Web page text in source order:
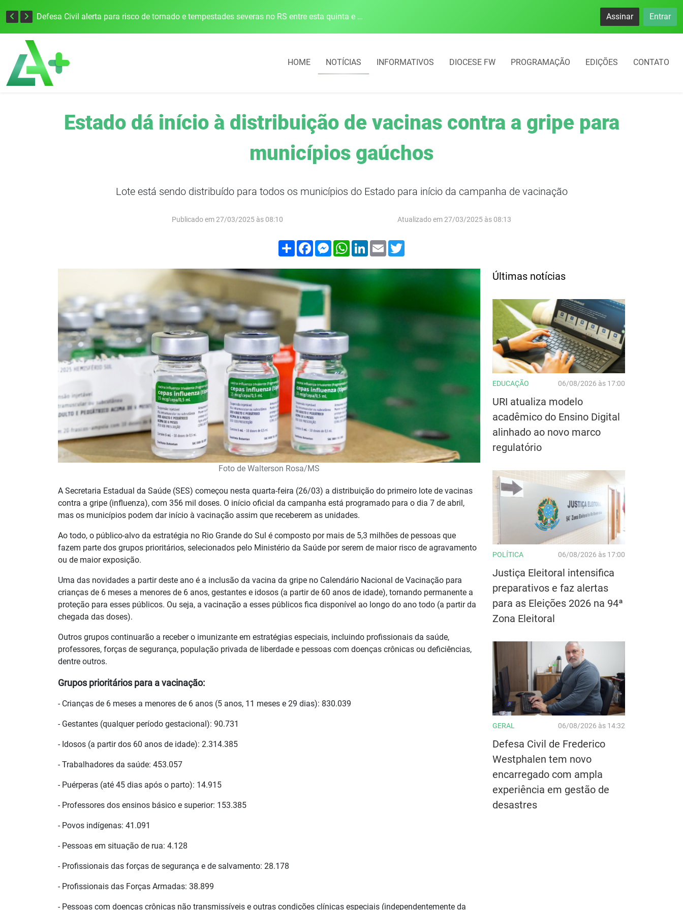
Defesa Civil alerta para risco de tornado e tempestades severas no RS entre esta quinta e sexta-feira Assinar Entrar
HOME NOTÍCIAS INFORMATIVOS DIOCESE FW PROGRAMAÇÃO EDIÇÕES CONTATO
Estado dá início à distribuição de vacinas contra a gripe para
municípios gaúchos
Lote está sendo distribuído para todos os municípios do Estado para início da campanha de vacinação
Publicado em 27/03/2025 às 08:10 Atualizado em 27/03/2025 às 08:13
Compartilhar
FacebookMessenger
WhatsApp
LinkedIn
Email
Foto de Walterson Rosa/MS
A Secretaria Estadual da Saúde (SES) começou nesta quarta-feira (26/03) a distribuição do primeiro lote de vacinas
contra a gripe (influenza), com 356 mil doses. O início oficial da campanha está programado para o dia 7 de abril,
mas os municípios podem dar início à vacinação assim que receberem as unidades.
Ao todo, o público-alvo da estratégia no Rio Grande do Sul é composto por mais de 5,3 milhões de pessoas que
fazem parte dos grupos prioritários, selecionados pelo Ministério da Saúde por serem de maior risco de agravamento
ou de maior exposição.
Uma das novidades a partir deste ano é a inclusão da vacina da gripe no Calendário Nacional de Vacinação para
crianças de 6 meses a menores de 6 anos, gestantes e idosos (a partir de 60 anos de idade), tornando permanente a
proteção para esses públicos. Ou seja, a vacinação a esses públicos fica disponível ao longo do ano todo (a partir da
chegada das doses).
Outros grupos continuarão a receber o imunizante em estratégias especiais, incluindo profissionais da saúde,
professores, forças de segurança, população privada de liberdade e pessoas com doenças crônicas ou deficiências,
dentre outros.
Grupos prioritários para a vacinação:
- Crianças de 6 meses a menores de 6 anos (5 anos, 11 meses e 29 dias): 830.039
- Gestantes (qualquer período gestacional): 90.731
- Idosos (a partir dos 60 anos de idade): 2.314.385
- Trabalhadores da saúde: 453.057
- Puérperas (até 45 dias após o parto): 14.915
- Professores dos ensinos básico e superior: 153.385
- Povos indígenas: 41.091
- Pessoas em situação de rua: 4.128
- Profissionais das forças de segurança e de salvamento: 28.178
- Profissionais das Forças Armadas: 38.899
- Pessoas com doenças crônicas não transmissíveis e outras condições clínicas especiais (independentemente da
Últimas notícias
EDUCAÇÃO 06/08/2026 às 17:00
URI atualiza modelo
acadêmico do Ensino Digital
alinhado ao novo marco
regulatório
POLÍTICA 06/08/2026 às 17:00
Justiça Eleitoral intensifica
preparativos e faz alertas
para as Eleições 2026 na 94ª
Zona Eleitoral
GERAL 06/08/2026 às 14:32
Defesa Civil de Frederico
Westphalen tem novo
encarregado com ampla
experiência em gestão de
desastres